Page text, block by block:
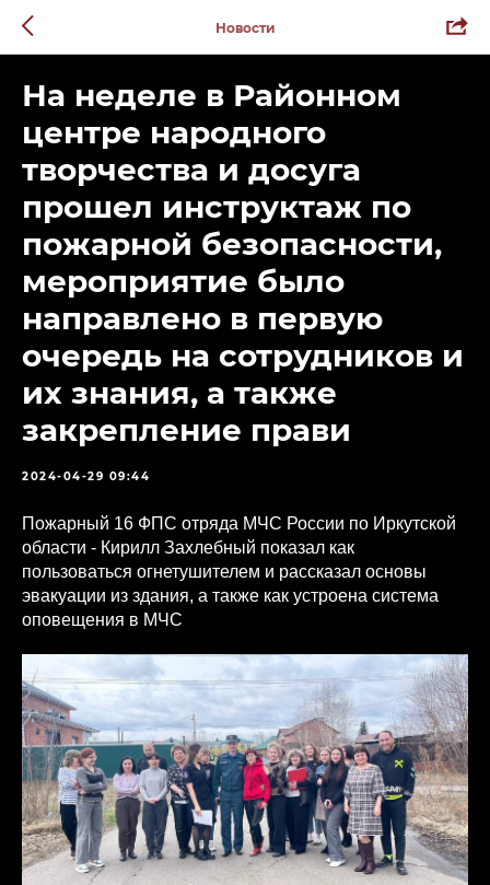
Новости
На неделе в Районном
центре народного
творчества и досуга
прошел инструктаж по
пожарной безопасности,
мероприятие было
направлено в первую
очередь на сотрудников и
их знания, а также
закрепление прави
2024-04-29 09:44
Пожарный 16 ФПС отряда МЧС России по Иркутской
области - Кирилл Захлебный показал как
пользоваться огнетушителем и рассказал основы
эвакуации из здания, а также как устроена система
оповещения в МЧС